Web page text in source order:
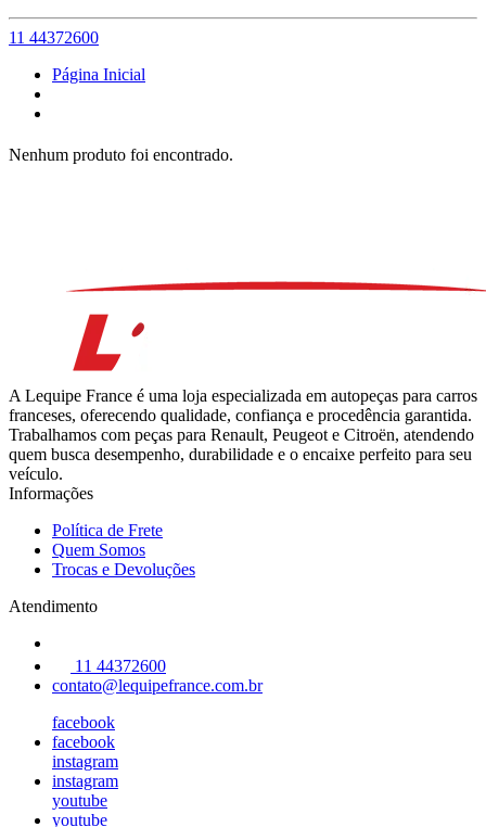
11 44372600
Página Inicial
Nenhum produto foi encontrado.
A Lequipe France é uma loja especializada em autopeças para carros
franceses, oferecendo qualidade, confiança e procedência garantida.
Trabalhamos com peças para Renault, Peugeot e Citroën, atendendo
quem busca desempenho, durabilidade e o encaixe perfeito para seu
veículo.
Informações
Política de Frete
Quem Somos
Trocas e Devoluções
Atendimento
11 44372600
contato@lequipefrance.com.br
facebook
facebook
instagram
instagram
youtube
youtube